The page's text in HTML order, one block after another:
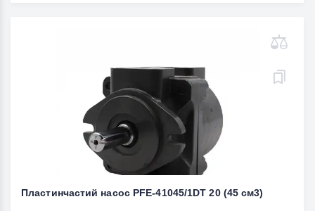
Пластинчастий насос PFE-41045/1DT 20 (45 см3)